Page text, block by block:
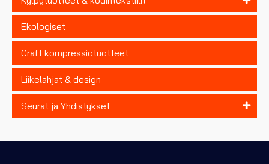
Ekologiset
Craft kompressiotuotteet
Liikelahjat & design
Seurat ja Yhdistykset